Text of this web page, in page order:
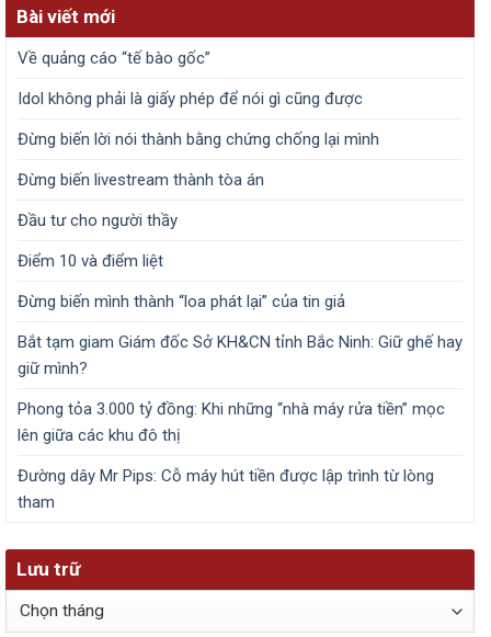
Bài viết mới
Về quảng cáo “tế bào gốc”
Idol không phải là giấy phép để nói gì cũng được
Đừng biến lời nói thành bằng chứng chống lại mình
Đừng biến livestream thành tòa án
Đầu tư cho người thầy
Điểm 10 và điểm liệt
Đừng biến mình thành “loa phát lại” của tin giả
Bắt tạm giam Giám đốc Sở KH&CN tỉnh Bắc Ninh: Giữ ghế hay
giữ mình?
Phong tỏa 3.000 tỷ đồng: Khi những “nhà máy rửa tiền” mọc
lên giữa các khu đô thị
Đường dây Mr Pips: Cỗ máy hút tiền được lập trình từ lòng
tham
Lưu trữ
Lưu